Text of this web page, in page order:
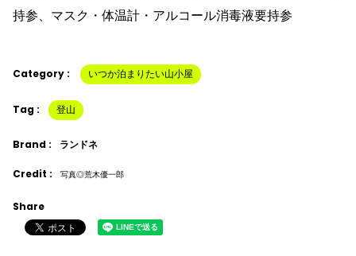
持参、マスク・体温計・アルコール消毒液要持参
Category : いつか泊まりたい山小屋
Tag : 登山
Brand : ランドネ
Credit : 写真◎荒木優一郎
Share